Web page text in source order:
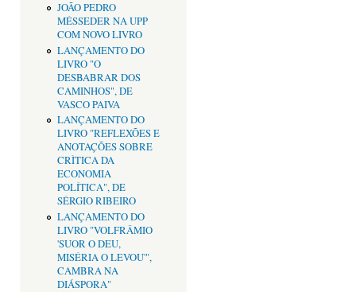
JOÃO PEDRO
MÉSSEDER NA UPP
COM NOVO LIVRO
LANÇAMENTO DO
LIVRO "O
DESBABRAR DOS
CAMINHOS", DE
VASCO PAIVA
LANÇAMENTO DO
LIVRO "REFLEXÕES E
ANOTAÇÕES SOBRE
CRÌTICA DA
ECONOMIA
POLÍTICA", DE
SÉRGIO RIBEIRO
LANÇAMENTO DO
LIVRO "VOLFRÂMIO
'SUOR O DEU,
MISÉRIA O LEVOU'",
CAMBRA NA
DIÁSPORA"